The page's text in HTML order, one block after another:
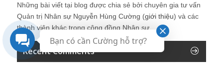
Những bài viết tại blog được chia sẻ bởi chuyên gia tư vấn
Quản trị Nhân sự Nguyễn Hùng Cường (giới thiệu) và các
thành viên khác trong cộng đồng Nhân sự.
Recent Comments
Bạn có cần Cường hỗ trợ?